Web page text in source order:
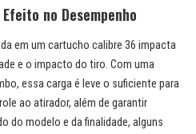
no Desempenho
em um cartucho calibre 36 impacta
e o impacto do tiro. Com uma
essa carga é leve o suficiente para
ao atirador, além de garantir
do modelo e da finalidade, alguns